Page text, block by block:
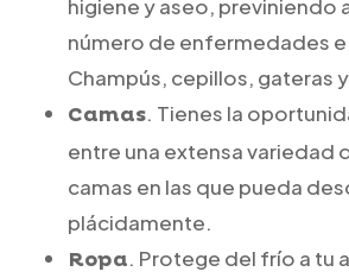
higiene y aseo, previniendo
número de enfermedades
Champús, cepillos, gateras
Camas. Tienes la
entre una extensa variedad
camas en las que pueda
plácidamente.
Ropa. Protege del frío a tu